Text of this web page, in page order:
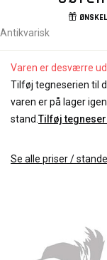
Antikvarisk
Varen er desværre
Tilføj tegneserien til
varen er på lager
stand. Tilføj
Se alle priser /